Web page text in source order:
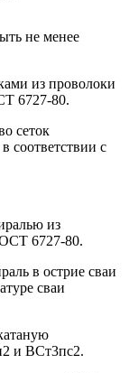
не менее
из проволоки
6727-80.
сеток
соответствии с
из
6727-80.
в острие сваи
сваи
и ВСт3пс2.